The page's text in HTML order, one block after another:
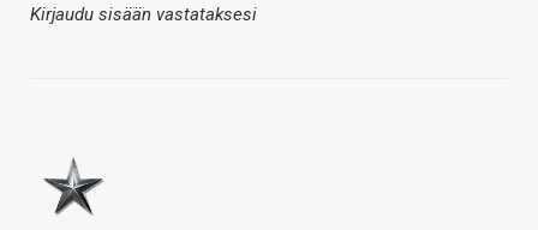
Kirjaudu sisään vastataksesi